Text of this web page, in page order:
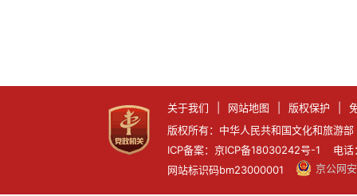
关于我们 网站地图 版权保护
版权所有：中华人民共和国文化和旅游
ICP备案：京ICP备18030242号-1 电话
网站标识码bm23000001
京公网